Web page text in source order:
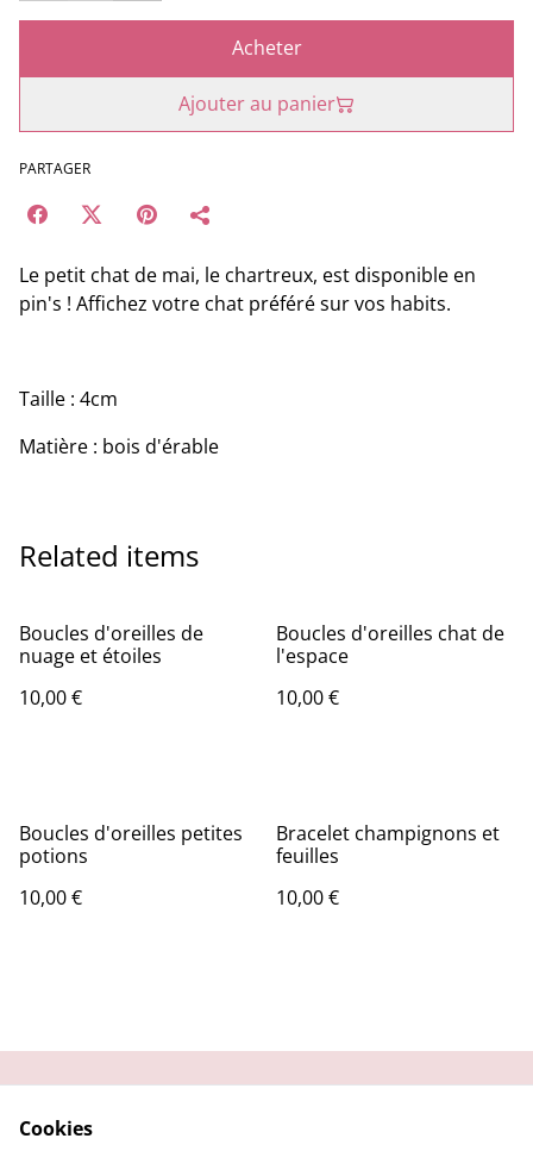
Acheter
Ajouter au panier
PARTAGER
Le petit chat de mai, le chartreux, est disponible en
pin's ! Affichez votre chat préféré sur vos habits.
Taille : 4cm
Matière : bois d'érable
Related items
Boucles d'oreilles de
nuage et étoiles
10,00 €
Boucles d'oreilles chat de
l'espace
10,00 €
Boucles d'oreilles petites
potions
10,00 €
Bracelet champignons et
feuilles
10,00 €
Cookies